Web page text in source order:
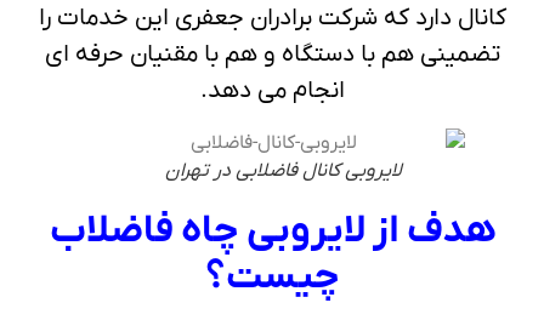
کانال دارد که شرکت برادران جعفری این خدمات را
تضمینی هم با دستگاه و هم با مقنیان حرفه ای
انجام می دهد.
لایروبی کانال فاضلابی در تهران
هدف از لایروبی چاه فاضلاب
چیست؟